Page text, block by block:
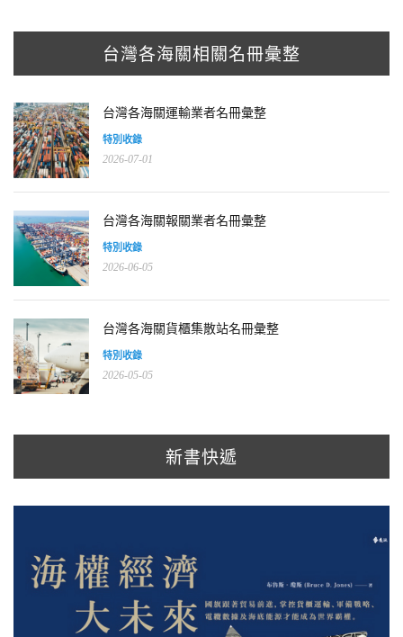
台灣各海關相關名冊彙整
台灣各海關運輸業者名冊彙整
特別收錄
2026-07-01
台灣各海關報關業者名冊彙整
特別收錄
2026-06-05
台灣各海關貨櫃集散站名冊彙整
特別收錄
2026-05-05
新書快遞